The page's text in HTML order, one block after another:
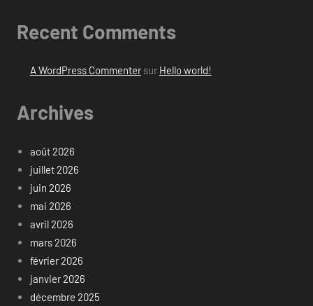
Recent Comments
A WordPress Commentersur Hello world!
Archives
août 2026
juillet 2026
juin 2026
mai 2026
avril 2026
mars 2026
février 2026
janvier 2026
décembre 2025